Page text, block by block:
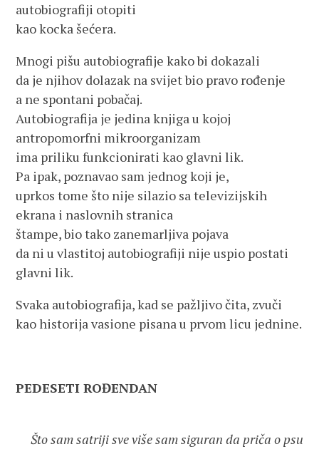
autobiografiji otopiti
kao kocka šećera.
Mnogi pišu autobiografije kako bi dokazali
da je njihov dolazak na svijet bio pravo rođenje
a ne spontani pobačaj.
Autobiografija je jedina knjiga u kojoj
antropomorfni mikroorganizam
ima priliku funkcionirati kao glavni lik.
Pa ipak, poznavao sam jednog koji je,
uprkos tome što nije silazio sa televizijskih
ekrana i naslovnih stranica
štampe, bio tako zanemarljiva pojava
da ni u vlastitoj autobiografiji nije uspio postati
glavni lik.
Svaka autobiografija, kad se pažljivo čita, zvuči
kao historija vasione pisana u prvom licu jednine.
PEDESETI ROĐENDAN
Što sam satriji sve više sam siguran da priča o psu